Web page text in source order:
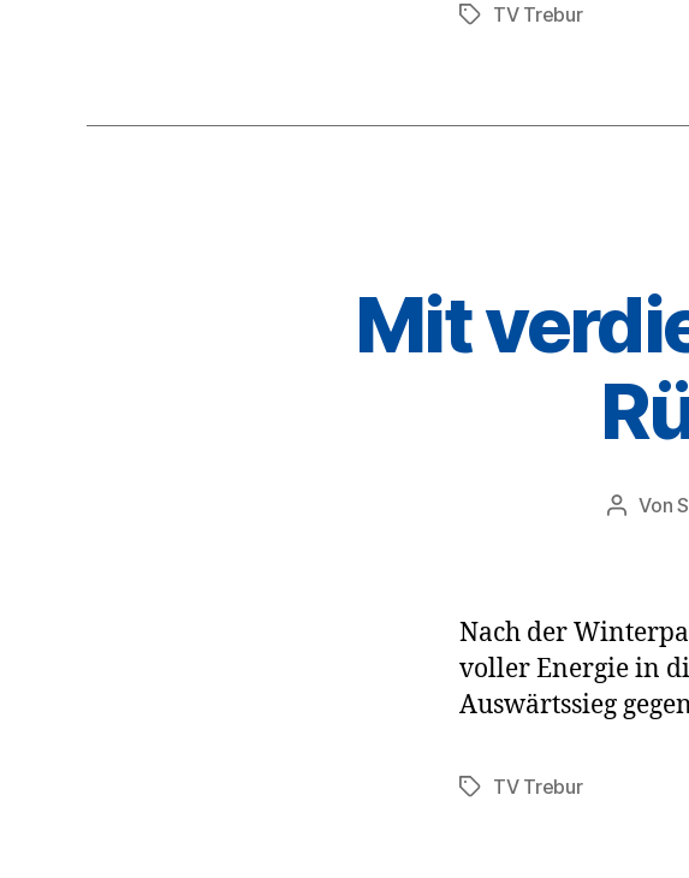
Schlagwörter
TV Trebur
Mit
Von
Nach der
voller Energie in
Auswärtssieg
Schlagwörter
TV Trebur